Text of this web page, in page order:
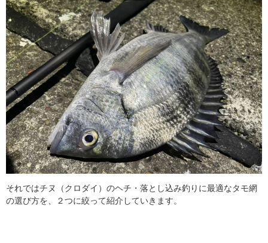
それではチヌ（クロダイ）のヘチ・落とし込み釣りに最適なタモ網
の選び方を、２つに絞って紹介していきます。